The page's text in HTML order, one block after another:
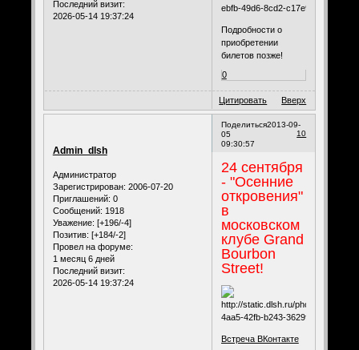
Последний визит:
2026-05-14 19:37:24
Подробности о
приобретении
билетов позже!
0
Цитировать Вверх
Поделиться
10
2013-09-
05
09:30:57
Admin_dlsh
Администратор
Зарегистрирован: 2006-07-20
Приглашений: 0
Сообщений: 1918
Уважение: [+196/-4]
Позитив: [+184/-2]
Провел на форуме:
1 месяц 6 дней
Последний визит:
2026-05-14 19:37:24
24 сентября
- "Осенние
откровения"
в
московском
клубе Grand
Bourbon
Street!
Встреча ВКонтакте